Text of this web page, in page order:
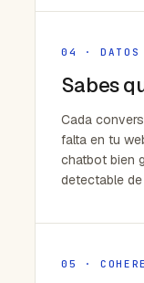
04 · DATOS
Sabes
Cada
falta en tu
chatbot bien
detectable
05 ·